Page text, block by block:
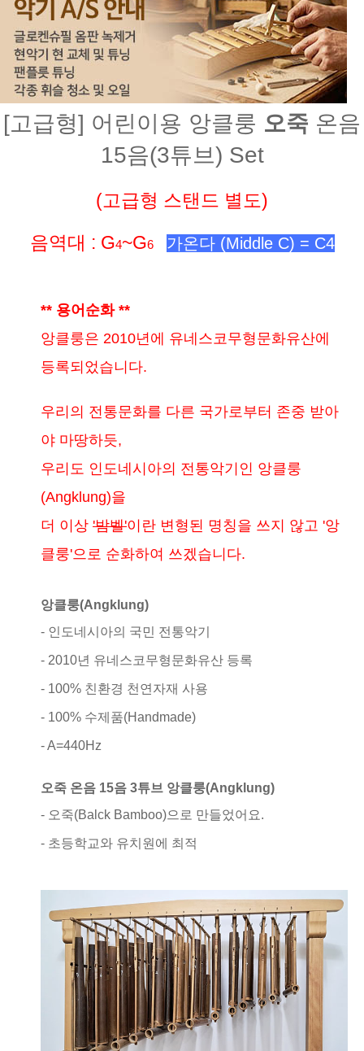
[고급형] 어린이용 앙클룽 오죽 온음
15음(3튜브) Set
(고급형 스탠드 별도)
음역대 : G4~G6 가온다 (Middle C) = C4
** 용어순화 **
앙클룽은 2010년에 유네스코무형문화유산에
등록되었습니다.
우리의 전통문화를 다른 국가로부터 존중 받아
야 마땅하듯,
우리도 인도네시아의 전통악기인 앙클룽
(Angklung)을
더 이상 '밤벨'이란 변형된 명칭을 쓰지 않고 '앙
클룽'으로 순화하여 쓰겠습니다.
앙클룽(Angklung)
- 인도네시아의 국민 전통악기
- 2010년 유네스코무형문화유산 등록
- 100% 친환경 천연자재 사용
- 100% 수제품(Handmade)
- A=440Hz
오죽 온음 15음 3튜브 앙클룽(Angklung)
- 오죽(Balck Bamboo)으로 만들었어요.
- 초등학교와 유치원에 최적